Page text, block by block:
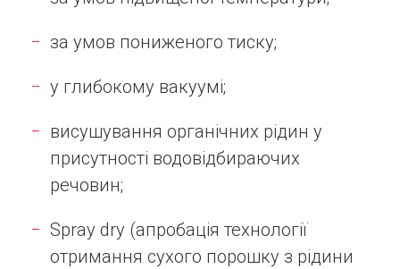
за умов пониженого тиску;
у глибокому вакуумі;
висушування органічних рідин у
присутності водовідбираючих
речовин;
Spray dry (апробація технології
отримання сухого порошку з рідини